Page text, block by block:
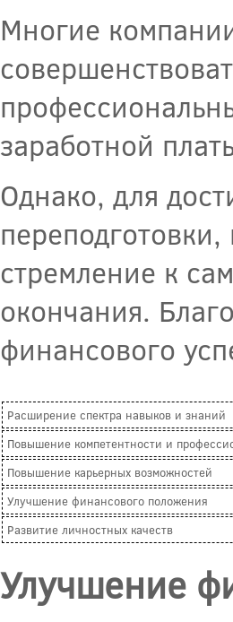
Многие
заработной
Однако, для
стремление к
окончания.
финансового
Расширение спектра навыков и знаний
Повышение компетентности и
Повышение карьерных возможностей
Улучшение финансового положения
Развитие личностных качеств
Улучшение